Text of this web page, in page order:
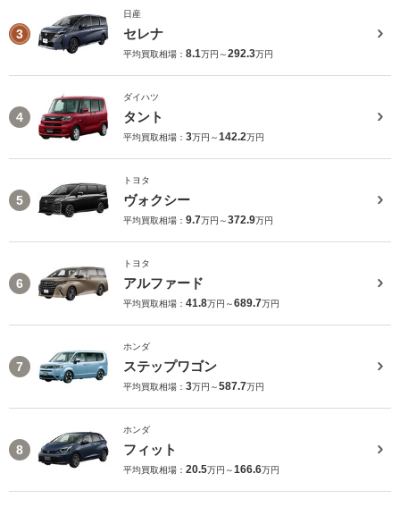
3
日産
セレナ
平均買取相場： 8.1万円～292.3万円
4
ダイハツ
タント
平均買取相場： 3万円～142.2万円
5
トヨタ
ヴォクシー
平均買取相場： 9.7万円～372.9万円
6
トヨタ
アルファード
平均買取相場： 41.8万円～689.7万円
7
ホンダ
ステップワゴン
平均買取相場： 3万円～587.7万円
8
ホンダ
フィット
平均買取相場： 20.5万円～166.6万円